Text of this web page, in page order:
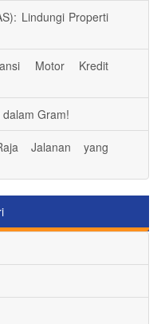
Lindungi Properti
Motor Kredit
Gram!
Jalanan yang